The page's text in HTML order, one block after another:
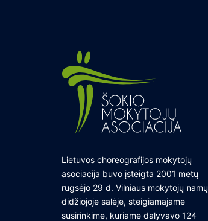
Lietuvos choreografijos mokytojų
asociacija buvo įsteigta 2001 metų
rugsėjo 29 d. Vilniaus mokytojų namų
didžiojoje salėje, steigiamajame
susirinkime, kuriame dalyvavo 124